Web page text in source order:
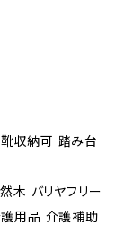
収納可 踏み台
木 バリヤフリー
用品 介護補助